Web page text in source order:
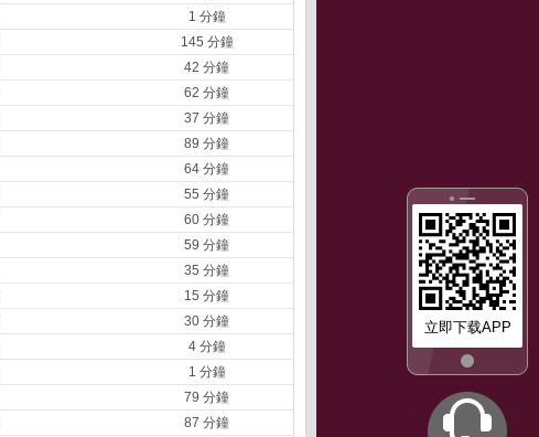
立即下载APP
1 分鐘
145 分鐘
42 分鐘
62 分鐘
37 分鐘
89 分鐘
64 分鐘
55 分鐘
60 分鐘
59 分鐘
35 分鐘
15 分鐘
30 分鐘
4 分鐘
1 分鐘
79 分鐘
87 分鐘